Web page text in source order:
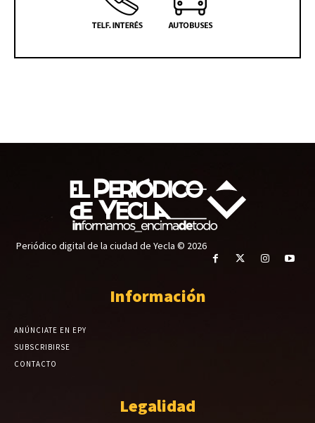
Periódico digital de la ciudad de Yecla © 2026
Información
ANÚNCIATE EN EPY
SUBSCRIBIRSE
CONTACTO
Legalidad